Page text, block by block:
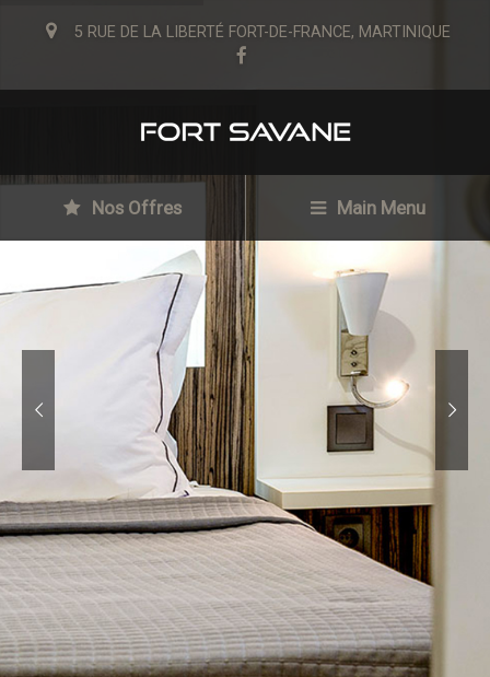
5 RUE DE LA LIBERTÉ FORT-DE-FRANCE, MARTINIQUE
Nos Offres Main Menu